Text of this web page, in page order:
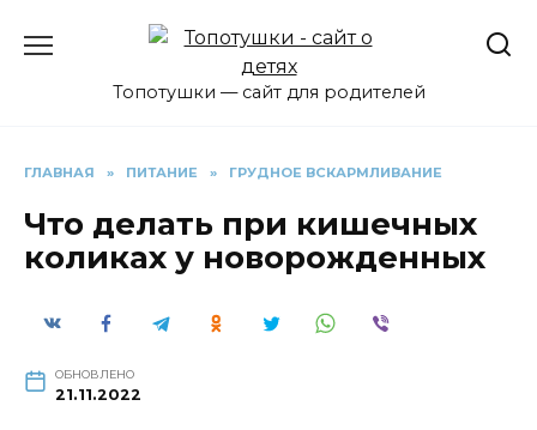
Топотушки — сайт для родителей
ГЛАВНАЯ » ПИТАНИЕ » ГРУДНОЕ ВСКАРМЛИВАНИЕ
Что делать при кишечных
коликах у новорожденных
ОБНОВЛЕНО
21.11.2022